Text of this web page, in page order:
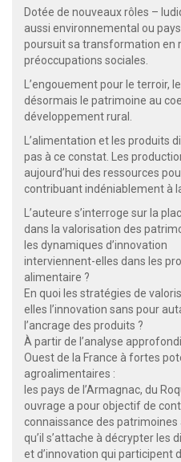
Dotée de nouveaux rôles –
aussi environnemental ou
poursuit sa transformation en
préoccupations sociales.
L’engouement pour le terroir,
désormais le patrimoine au
développement rural.
L’alimentation et les produits
pas à ce constat. Les
aujourd’hui des ressources
contribuant indéniablement à
L’auteure s’interroge sur la
dans la valorisation des
les dynamiques d’innovation
interviennent-elles dans les
alimentaire ?
En quoi les stratégies de
elles l’innovation sans pour
l’ancrage des produits ?
À partir de l’analyse
Ouest de la France à fortes
agroalimentaires :
les pays de l’Armagnac, du
ouvrage a pour objectif de
connaissance des
qu’il s’attache à décrypter les
et d’innovation qui participent